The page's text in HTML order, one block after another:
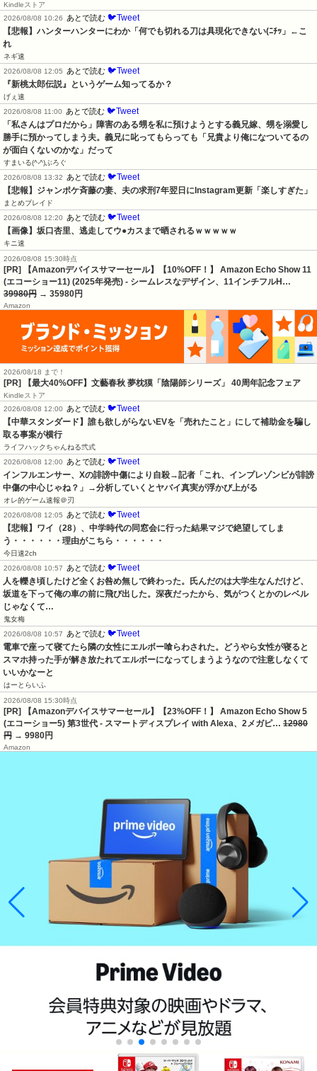
Kindleストア
2026/08/08 10:26
あとで読む 🐦Tweet
【悲報】ハンターハンターにわか「何でも切れる刀は具現化できない(ﾆﾁｯ」←こ
れ
ネギ速
2026/08/08 12:05
あとで読む 🐦Tweet
『新桃太郎伝説』というゲーム知ってるか？
げぇ速
2026/08/08 11:00
あとで読む 🐦Tweet
「私さんはプロだから」障害のある甥を私に預けようとする義兄嫁、甥を溺愛し
勝手に預かってしまう夫。義兄に叱ってもらっても「兄貴より俺になついてるの
が面白くないのかな」だって
すまいる(^-^)ぶろぐ
2026/08/08 13:32
あとで読む 🐦Tweet
【悲報】ジャンポケ斉藤の妻、夫の求刑7年翌日にInstagram更新「楽しすぎた」
まとめブレイド
2026/08/08 12:20
あとで読む 🐦Tweet
【画像】坂口杏里、逃走してウ●カスまで晒されるｗｗｗｗｗ
キニ速
2026/08/08 15:30時点
[PR] 【Amazonデバイスサマーセール】【10%OFF！】 Amazon Echo Show 11
(エコーショー11) (2025年発売) - シームレスなデザイン、11インチフルH…
39980円 → 35980円
Amazon
2026/08/18 まで！
[PR] 【最大40%OFF】文藝春秋 夢枕獏「陰陽師シリーズ」 40周年記念フェア
Kindleストア
2026/08/08 12:00
あとで読む 🐦Tweet
【中華スタンダード】誰も欲しがらないEVを「売れたこと」にして補助金を騙し
取る事案が横行
ライフハックちゃんねる弐式
2026/08/08 12:00
あとで読む 🐦Tweet
インフルエンサー、Xの誹謗中傷により自殺→記者「これ、インプレゾンビが誹謗
中傷の中心じゃね？」→分析していくとヤバイ真実が浮かび上がる
オレ的ゲーム速報＠刃
2026/08/08 12:05
あとで読む 🐦Tweet
【悲報】ワイ（28）、中学時代の同窓会に行った結果マジで絶望してしま
う・・・・・・理由がこちら・・・・・・
今日速2ch
2026/08/08 10:57
あとで読む 🐦Tweet
人を轢き頃したけど全くお咎め無しで終わった。氏んだのは大学生なんだけど、
坂道を下って俺の車の前に飛び出した。深夜だったから、気がつくとかのレベル
じゃなくて…
鬼女梅
2026/08/08 10:57
あとで読む 🐦Tweet
電車で座って寝てたら隣の女性にエルボー喰らわされた。どうやら女性が寝ると
スマホ持った手が解き放たれてエルボーになってしまうようなので注意しなくて
いいかなーと
はーとらいふ
2026/08/08 15:30時点
[PR] 【Amazonデバイスサマーセール】【23%OFF！】 Amazon Echo Show 5
(エコーショー5) 第3世代 - スマートディスプレイ with Alexa、2メガピ… 12980
円 → 9980円
Amazon